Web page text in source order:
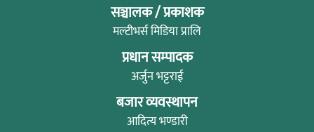
सञ्चालक / प्रकाशक
मल्टीभर्स मिडिया प्रालि
प्रधान सम्पादक
अर्जुन भट्टराई
बजार व्यवस्थापन
आदित्य भण्डारी